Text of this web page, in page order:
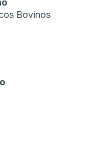
Bovinos